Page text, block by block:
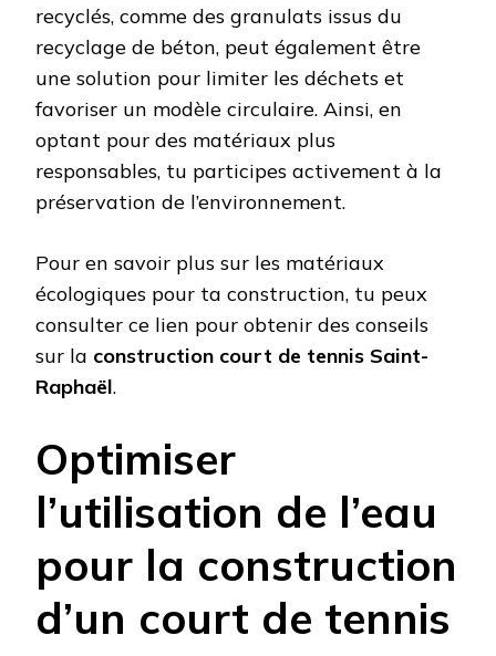
recyclés, comme des granulats issus du
recyclage de béton, peut également être
une solution pour limiter les déchets et
favoriser un modèle circulaire. Ainsi, en
optant pour des matériaux plus
responsables, tu participes activement à la
préservation de l’environnement.
Pour en savoir plus sur les matériaux
écologiques pour ta construction, tu peux
consulter ce lien pour obtenir des conseils
sur la construction court de tennis Saint-
Raphaël.
Optimiser
l’utilisation de l’eau
pour la construction
d’un court de tennis